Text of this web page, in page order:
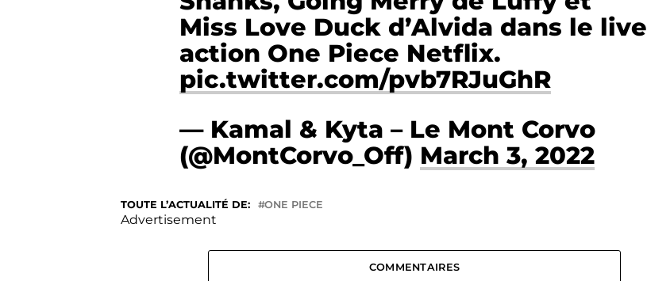
Miss Love Duck d’Alvida dans le live
action One Piece Netflix.
pic.twitter.com/pvb7RJuGhR
— Kamal & Kyta – Le Mont Corvo
(@MontCorvo_Off) March 3, 2022
TOUTE L’ACTUALITÉ DE: ONE PIECE
Advertisement
COMMENTAIRES